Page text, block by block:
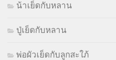
น้าเย็ดกับหลาน
ปู่เย็ดกับหลาน
พ่อผัวเย็ดกับลูกสะใภ้